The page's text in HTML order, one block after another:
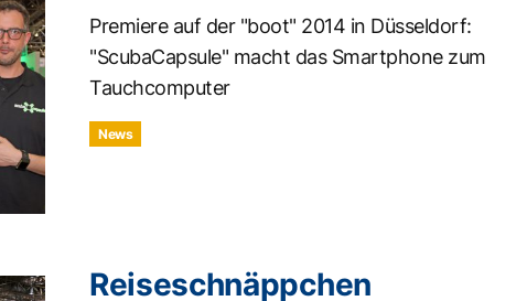
Premiere auf der "boot" 2014 in Düsseldorf:
"ScubaCapsule" macht das Smartphone zum
Tauchcomputer
News
Reiseschnäppchen